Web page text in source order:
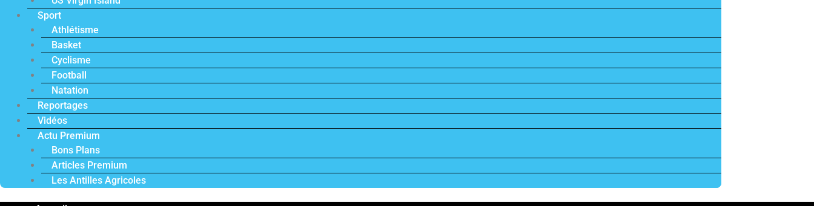
Sport
Athlétisme
Basket
Cyclisme
Football
Natation
Reportages
Vidéos
Actu Premium
Bons Plans
Articles Premium
Les Antilles Agricoles